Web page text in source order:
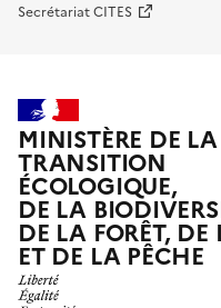
Secrétariat CITES
MINISTÈRE DE LA
TRANSITION
ÉCOLOGIQUE,
DE LA
DE LA FORÊT, DE
ET DE LA PÊCHE